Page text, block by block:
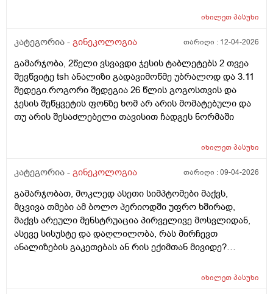
იხილეთპასუხი
კატეგორია - გინეკოლოგია თარიღი : 12-04-2026
გამარჯობა, 2წელი ვსვავდი ჯესის ტაბლეტებს 2 თვეა
შევწვიტე tsh ანალიზი გადავიმოწმე უბრალოდ და 3.11
შედეგი.როგორი შედეგია 26 წლის გოგოსთვის და
ჯესის შეწყვეტის ფონზე ხომ არ არის მომატებული და
თუ არის შესაძლებელი თავისით ჩადგეს ნორმაში
იხილეთპასუხი
კატეგორია - გინეკოლოგია თარიღი :09-04-2026
გამარჯობათ, მოკლედ ასეთი სიმპტომები მაქვს,
მცვივა თმები ამ ბოლო პერიოდში უფრო ხშირად,
მაქვს არეული მენსტრუაცია პირველივე მოსვლიდან,
ასევე სისუსტე და დაღლილობა, რას მირჩევთ
ანალიზების გაკეთებას ან რის ექიმთან მივიდე?
იხილეთპასუხი